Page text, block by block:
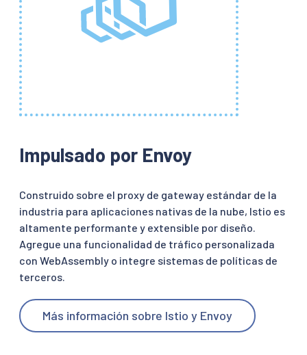
Impulsado por Envoy
Construido sobre el proxy de gateway estándar de la
industria para aplicaciones nativas de la nube, Istio es
altamente performante y extensible por diseño.
Agregue una funcionalidad de tráfico personalizada
con WebAssembly o integre sistemas de políticas de
terceros.
Más información sobre Istio y Envoy